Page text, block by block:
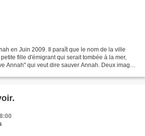
en Juin 2009. Il paraît que le nom de la ville
fille d'émigrant qui serait tombée à la mer,
qui veut dire sauver Annah. Deux images